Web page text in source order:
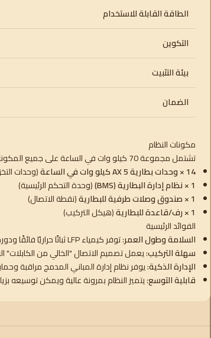
الطاقة القابلة للاستخدام
التكوين
بيئة التثبيت
الضمان
مكونات النظام
تشتمل مجموعة 70 كيلو وات في الساعة على جميع المكونات اللازمة للتثبيت:
14 × وحدات بطارية AX 5 كيلو وات في الساعة
(وحدات
1 × نظام إدارة البطارية (BMS)
(وحدة التحكم الرئيسية)
1 × صندوق وصلات طرفية للبطارية
(نقطة الاتصال)
1 × رف/قاعدة للبطارية
(هيكل التركيب)
الفوائد الرئيسية
السلامة وطول العمر: توفر كيمياء LFP ثباتًا حراريًا فائقًا ودورة حياة طويلة مقارنة بمتغيرات الليثيوم الأخرى.
سهلة التركيب: يعمل تصميم الاتصال "الخالي من الكابلات"
الإدارة الذكية: يوفر نظام إدارة المباني المدمج مراقبة
قابلية التوسع: يتميز النظام بمرونة عالية ويمكن توسيعه بزيادات قدرها 5 كيلو وات في الساعة، مما يسمح بنمو يصل إلى 400 كيلو وات في